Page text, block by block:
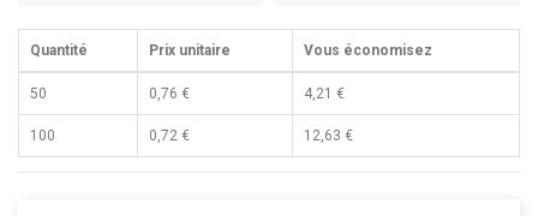
Quantité Prix unitaire Vous économisez
50 0,76 € 4,21 €
100 0,72 € 12,63 €